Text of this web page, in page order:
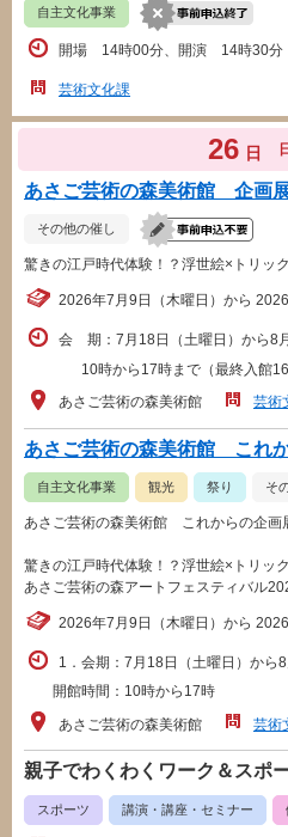
自主文化事業
開場 14時00分、開演 14時30分
芸術文化課
26 日
あさご芸術の森美術館 企画
その他の催し
驚きの江戸時代体験！？浮世絵×トリッ
2026年7月9日（木曜日）から
会 期：7月18日（土曜日）から8
10時から17時まで（最終入館16
あさご芸術の森美術館
芸術
あさご芸術の森美術館 これ
自主文化事業 観光 祭り そ
あさご芸術の森美術館 これからの企画
驚きの江戸時代体験！？浮世絵×トリッ
あさご芸術の森アートフェスティバル
2026年7月9日（木曜日）から
1．会期：7月18日（土曜日）から8
開館時間：10時から17時
あさご芸術の森美術館
芸術
親子でわくわくワーク＆スポ
スポーツ 講演・講座・セミナー